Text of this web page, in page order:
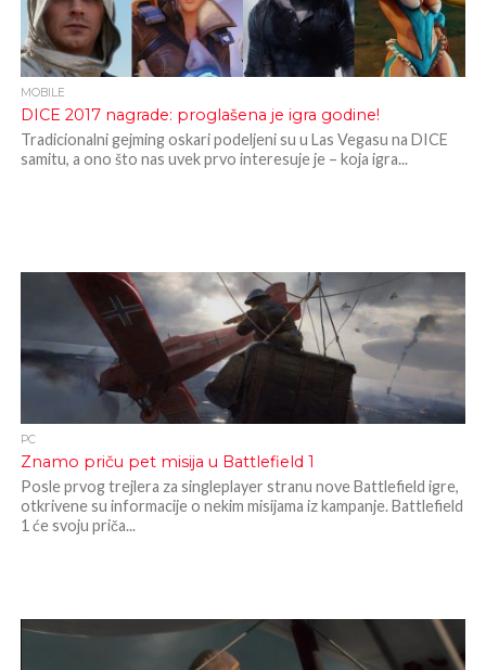
MOBILE
DICE 2017 nagrade: proglašena je igra godine!
Tradicionalni gejming oskari podeljeni su u Las Vegasu na DICE
samitu, a ono što nas uvek prvo interesuje je – koja igra...
PC
Znamo priču pet misija u Battlefield 1
Posle prvog trejlera za singleplayer stranu nove Battlefield igre,
otkrivene su informacije o nekim misijama iz kampanje. Battlefield
1 će svoju priča...